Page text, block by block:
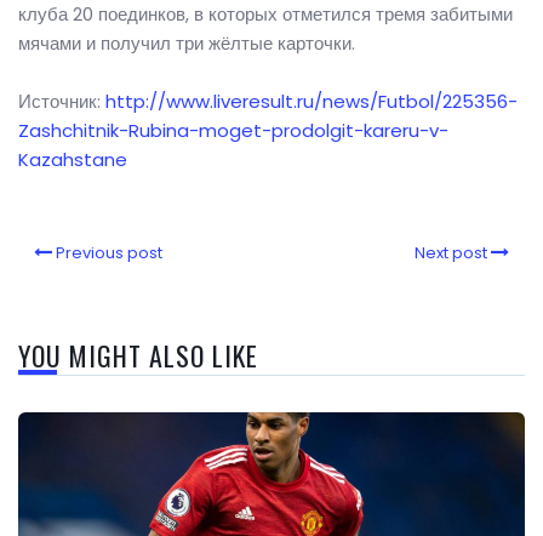
клуба 20 поединков, в которых отметился тремя забитыми
мячами и получил три жёлтые карточки.
Источник: http://www.liveresult.ru/news/Futbol/225356-
Zashchitnik-Rubina-moget-prodolgit-kareru-v-
Kazahstane
Previous post Next post
YOU MIGHT ALSO LIKE